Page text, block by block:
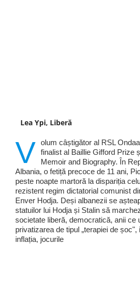
Lea Ypi, Liberă
V olum câștigător al RSL
finalist al Baillie Gifford Prize
Memoir and Biography. În
Albania, o fetiță precoce de 11 ani,
peste noapte martoră la dispariția
rezistent regim dictatorial comunist
Enver Hodja. Deși albanezii se
statuilor lui Hodja și Stalin să
societate liberă, democratică, anii ce
privatizarea de tipul „terapiei de
inflația, jocurile